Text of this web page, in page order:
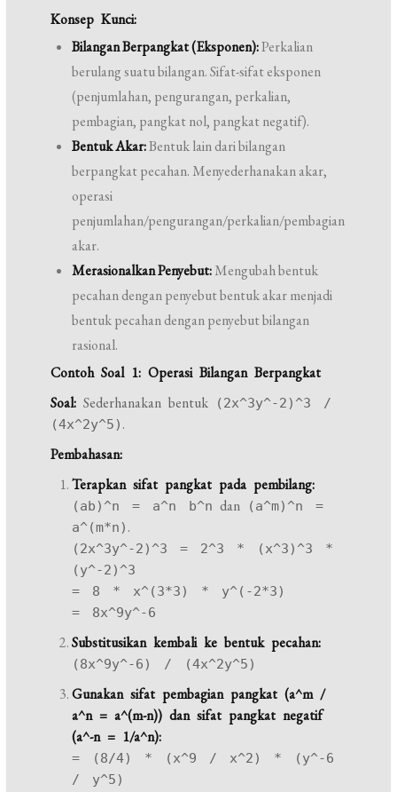
Konsep Kunci:
Bilangan Berpangkat (Eksponen):Perkalian
berulang suatu bilangan. Sifat-sifat eksponen
(penjumlahan, pengurangan, perkalian,
pembagian, pangkat nol, pangkat negatif).
Bentuk Akar:Bentuk lain dari bilangan
berpangkat pecahan. Menyederhanakan akar,
operasi
penjumlahan/pengurangan/perkalian/pembagian
akar.
Merasionalkan Penyebut:Mengubah bentuk
pecahan dengan penyebut bentuk akar menjadi
bentuk pecahan dengan penyebut bilangan
rasional.
Contoh Soal 1: Operasi Bilangan Berpangkat
Soal: Sederhanakan bentuk
(2x^3y^-2)^3 /
(4x^2y^5) .
Pembahasan:
Terapkan sifat pangkat pada pembilang:
(ab)^n = a^n b^n dan
(a^m)^n =
a^(m*n) .
(2x^3y^-2)^3 = 2^3 * (x^3)^3 *
(y^-2)^3
= 8 * x^(3*3) * y^(-2*3)
= 8x^9y^-6
Substitusikan kembali ke bentuk pecahan:
(8x^9y^-6) / (4x^2y^5)
Gunakan sifat pembagian pangkat (a^m /
a^n = a^(m-n)) dan sifat pangkat negatif
(a^-n = 1/a^n):
= (8/4) * (x^9 / x^2) * (y^-6
/ y^5)